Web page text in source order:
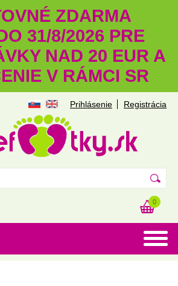
ZDARMA
31/8/2026 PRE
NAD 20 EUR A
V RÁMCI SR
Prihlásenie Registrácia
0